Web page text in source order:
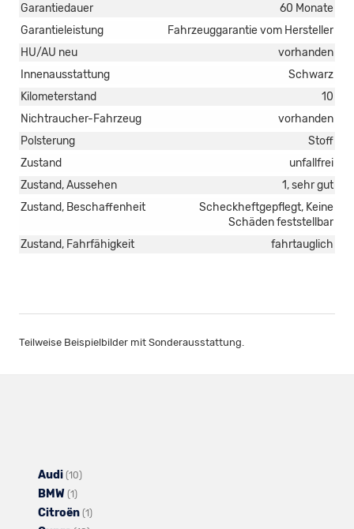
Garantiedauer
60 Monate
Garantieleistung
Fahrzeuggarantie vom Hersteller
HU/AU neu
vorhanden
Innenausstattung
Schwarz
Kilometerstand
10
Nichtraucher-Fahrzeug
vorhanden
Polsterung
Stoff
Zustand
unfallfrei
Zustand, Aussehen
1, sehr gut
Zustand, Beschaffenheit
Scheckheftgepflegt, Keine
Schäden feststellbar
Zustand, Fahrfähigkeit
fahrtauglich
Teilweise Beispielbilder mit Sonderausstattung.
Audi (10)
von
BMW (1)
Fahrzeuge
Citroën (1)